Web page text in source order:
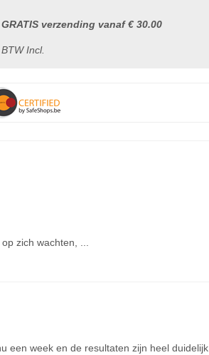
GRATIS verzending vanaf € 30.00
BTW Incl.
zich wachten, ...
een week en de resultaten zijn heel duidelijk.